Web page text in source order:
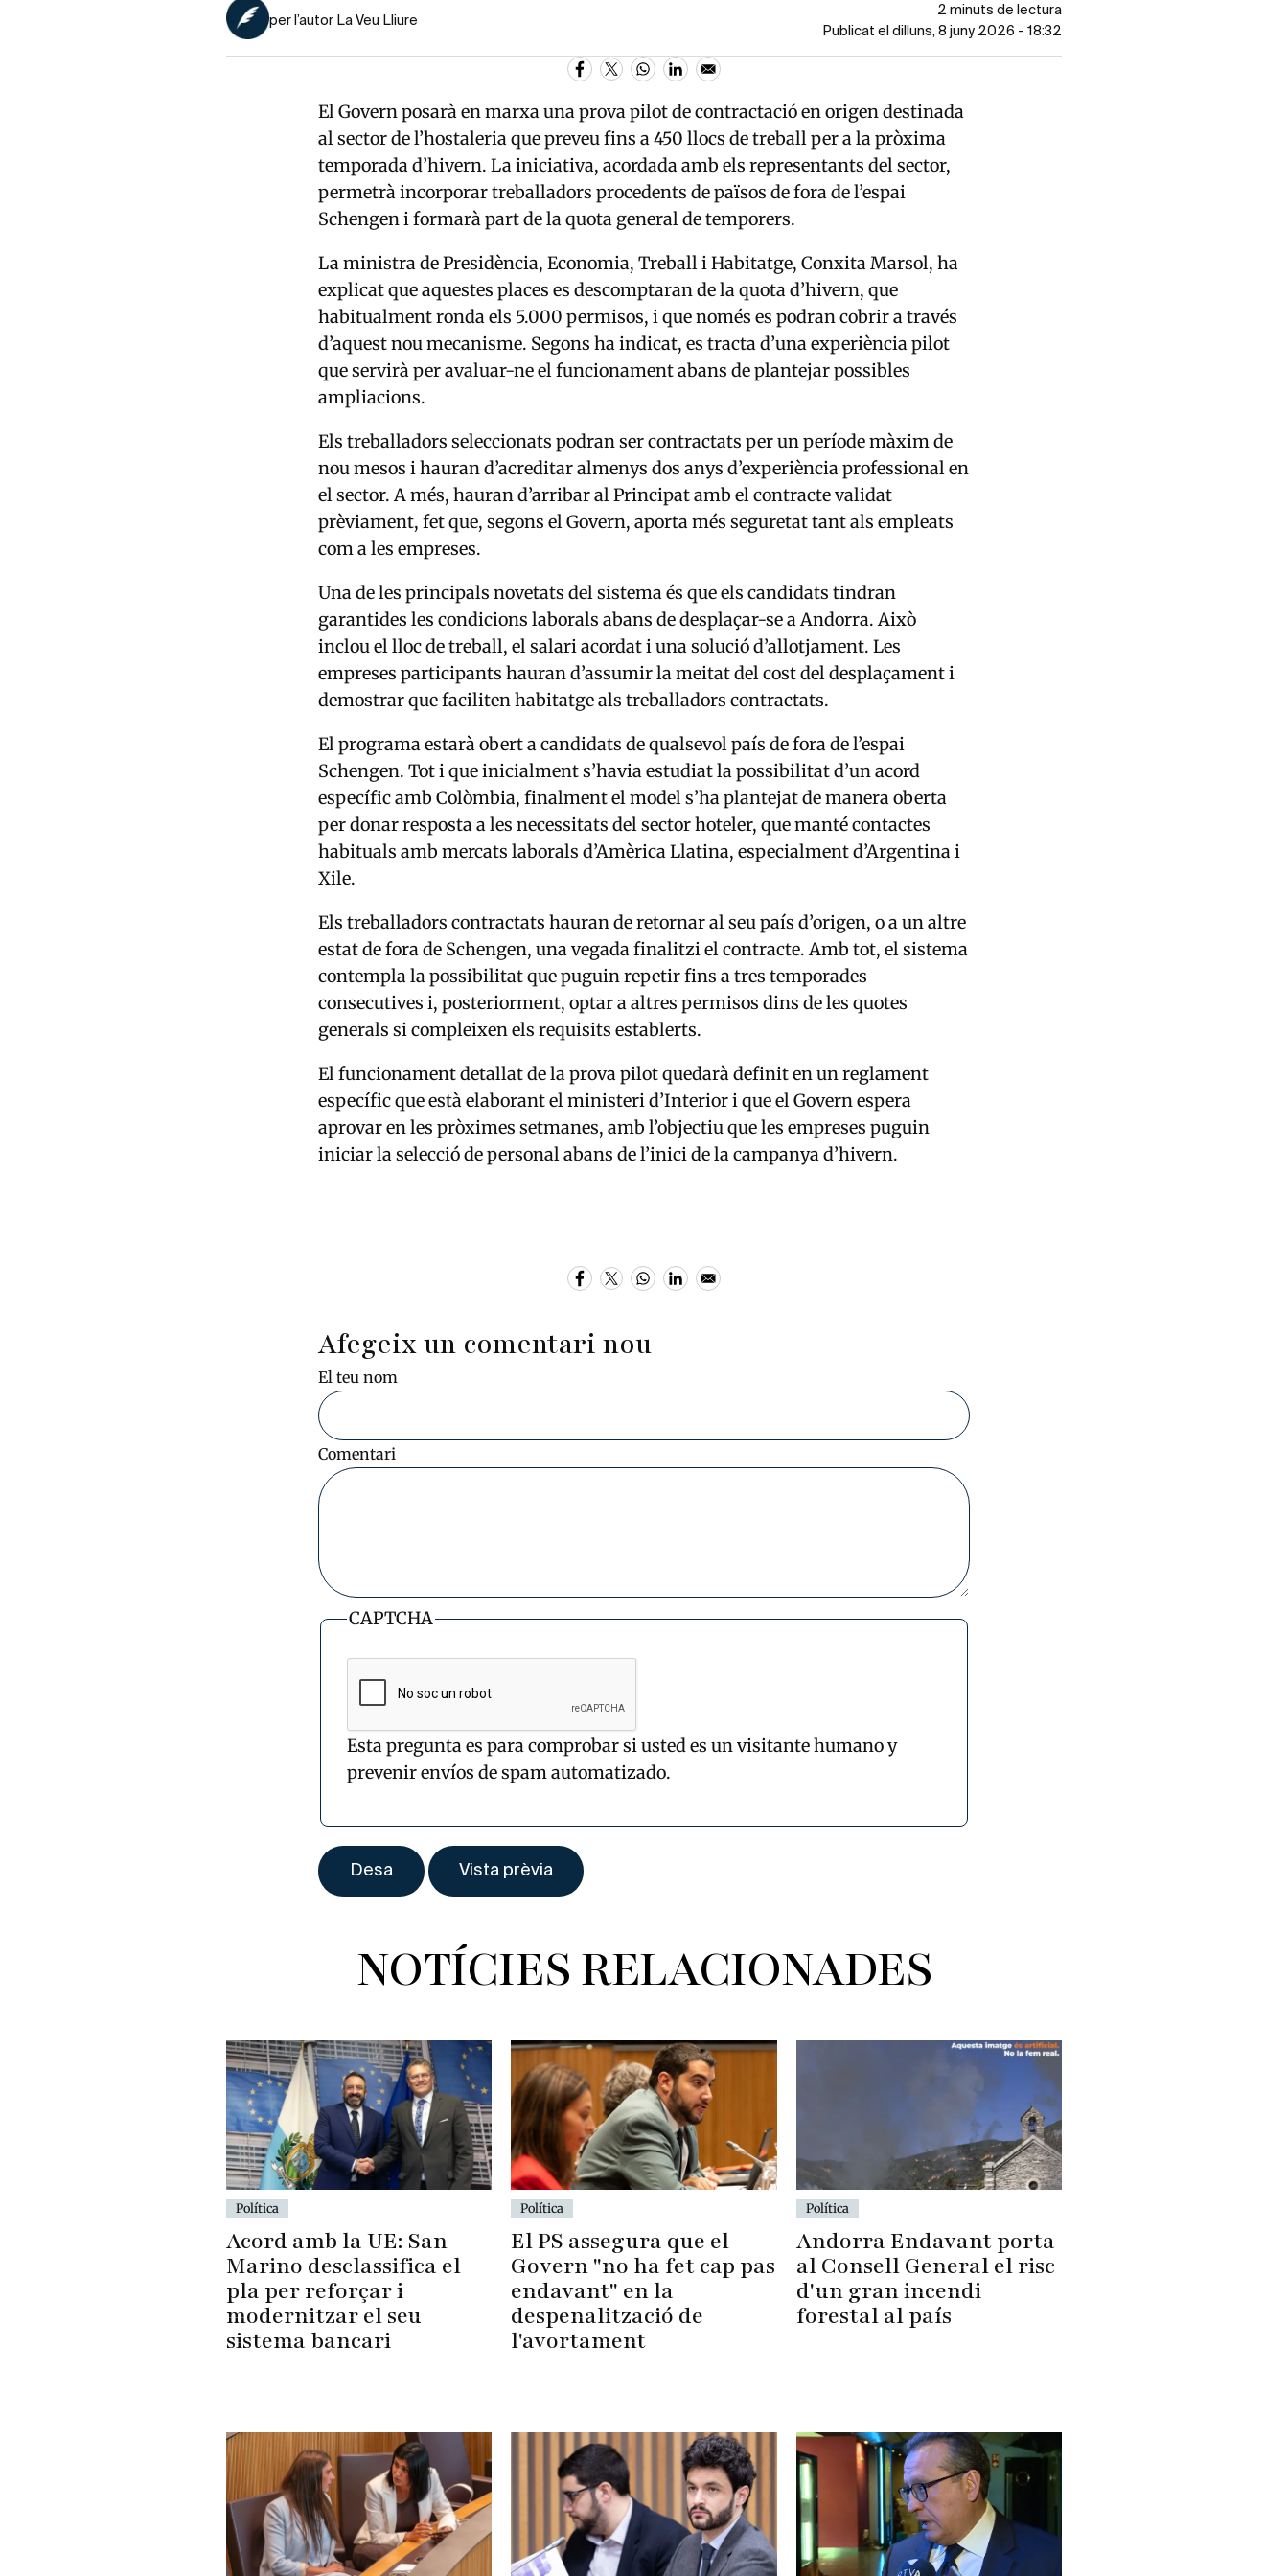
per l’autor La Veu Lliure
2 minuts de lectura
Publicat el dilluns, 8 juny 2026 - 18:32
El Govern posarà en marxa una prova pilot de contractació en origen destinada
al sector de l’hostaleria que preveu fins a 450 llocs de treball per a la pròxima
temporada d’hivern. La iniciativa, acordada amb els representants del sector,
permetrà incorporar treballadors procedents de països de fora de l’espai
Schengen i formarà part de la quota general de temporers.
La ministra de Presidència, Economia, Treball i Habitatge, Conxita Marsol, ha
explicat que aquestes places es descomptaran de la quota d’hivern, que
habitualment ronda els 5.000 permisos, i que només es podran cobrir a través
d’aquest nou mecanisme. Segons ha indicat, es tracta d’una experiència pilot
que servirà per avaluar-ne el funcionament abans de plantejar possibles
ampliacions.
Els treballadors seleccionats podran ser contractats per un període màxim de
nou mesos i hauran d’acreditar almenys dos anys d’experiència professional en
el sector. A més, hauran d’arribar al Principat amb el contracte validat
prèviament, fet que, segons el Govern, aporta més seguretat tant als empleats
com a les empreses.
Una de les principals novetats del sistema és que els candidats tindran
garantides les condicions laborals abans de desplaçar-se a Andorra. Això
inclou el lloc de treball, el salari acordat i una solució d’allotjament. Les
empreses participants hauran d’assumir la meitat del cost del desplaçament i
demostrar que faciliten habitatge als treballadors contractats.
El programa estarà obert a candidats de qualsevol país de fora de l’espai
Schengen. Tot i que inicialment s’havia estudiat la possibilitat d’un acord
específic amb Colòmbia, finalment el model s’ha plantejat de manera oberta
per donar resposta a les necessitats del sector hoteler, que manté contactes
habituals amb mercats laborals d’Amèrica Llatina, especialment d’Argentina i
Xile.
Els treballadors contractats hauran de retornar al seu país d’origen, o a un altre
estat de fora de Schengen, una vegada finalitzi el contracte. Amb tot, el sistema
contempla la possibilitat que puguin repetir fins a tres temporades
consecutives i, posteriorment, optar a altres permisos dins de les quotes
generals si compleixen els requisits establerts.
El funcionament detallat de la prova pilot quedarà definit en un reglament
específic que està elaborant el ministeri d’Interior i que el Govern espera
aprovar en les pròximes setmanes, amb l’objectiu que les empreses puguin
iniciar la selecció de personal abans de l’inici de la campanya d’hivern.
Afegeix un comentari nou
El teu nom
Comentari
CAPTCHA
Esta pregunta es para comprobar si usted es un visitante humano y
prevenir envíos de spam automatizado.
NOTÍCIES RELACIONADES
Política
Acord amb la UE: San
Marino desclassifica el
pla per reforçar i
modernitzar el seu
sistema bancari
Política
El PS assegura que el
Govern "no ha fet cap pas
endavant" en la
despenalització de
l'avortament
Política
Andorra Endavant porta
al Consell General el risc
d'un gran incendi
forestal al país